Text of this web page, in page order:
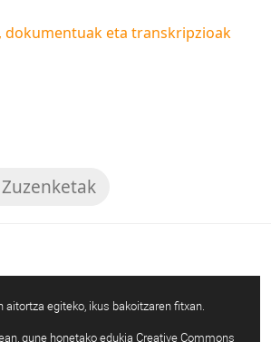
dokumentuak eta transkripzioak
aitortza egiteko, ikus bakoitzaren fitxan.
gune honetako edukia Creative Commons